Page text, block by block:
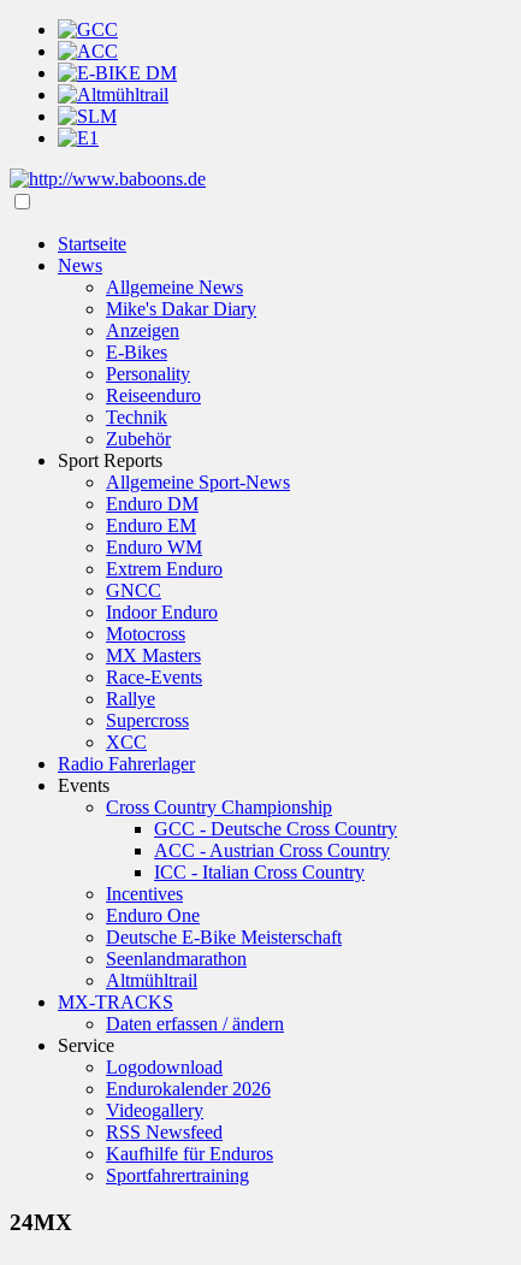
Startseite
News
Allgemeine News
Mike's Dakar Diary
Anzeigen
E-Bikes
Personality
Reiseenduro
Technik
Zubehör
Sport Reports
Allgemeine Sport-News
Enduro DM
Enduro EM
Enduro WM
Extrem Enduro
GNCC
Indoor Enduro
Motocross
MX Masters
Race-Events
Rallye
Supercross
XCC
Radio Fahrerlager
Events
Cross Country Championship
GCC - Deutsche Cross Country
ACC - Austrian Cross Country
ICC - Italian Cross Country
Incentives
Enduro One
Deutsche E-Bike Meisterschaft
Seenlandmarathon
Altmühltrail
MX-TRACKS
Daten erfassen / ändern
Service
Logodownload
Endurokalender 2026
Videogallery
RSS Newsfeed
Kaufhilfe für Enduros
Sportfahrertraining
24MX